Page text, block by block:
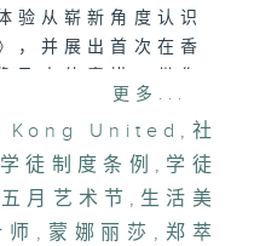
验从崭新角度认识
，并展出首次在香
」
美感赋予食材新生
学，展现餐桌背后
更多...
Kong United , 社
学徒制度条例 , 学徒
月艺术节 , 生活美
, 蒙娜丽莎 , 郑萃